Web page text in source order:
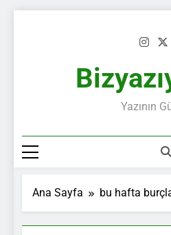
Yazının
Ana Sayfa bu hafta